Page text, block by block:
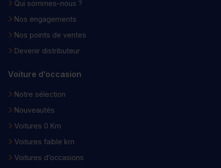
Qui sommes-nous ?
Nos engagements
Nos points de ventes
Devenir distributeur
Voiture d’occasion
Notre sélection
Nouveautés
Voitures 0 Km
Voitures faible km
Voitures d’occasions